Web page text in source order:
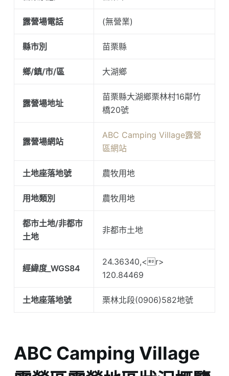
露營場電話 (無營業)
縣市別 苗栗縣
鄉/鎮/市/區 大湖鄉
露營場地址
苗栗縣大湖鄉栗林村16鄰竹
橋20號
露營場網站
ABC Camping Village露營
區網站
土地座落地號 農牧用地
用地類別 農牧用地
都市土地/非都市
土地
非都市土地
經緯度_WGS84
24.36340,<r>
120.84469
土地座落地號 栗林北段(0906)582地號
ABC Camping Village